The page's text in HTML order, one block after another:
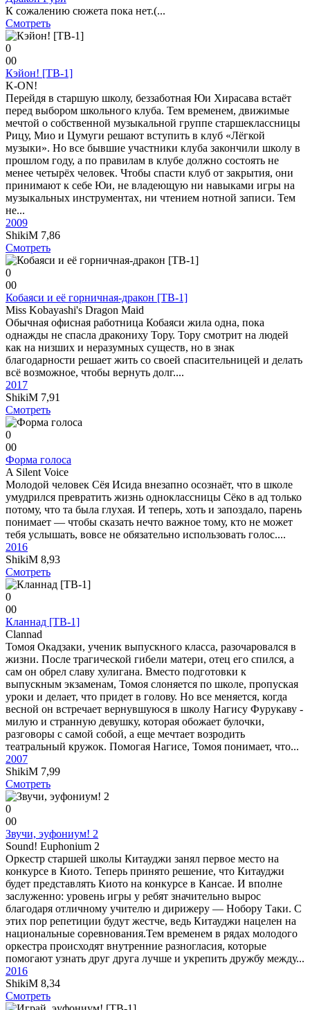
К сожалению сюжета пока нет.(...
Смотреть
0
00
Кэйон! [ТВ-1]
K-ON!
Перейдя в старшую школу, беззаботная Юи Хирасава встаёт
перед выбором школьного клуба. Тем временем, движимые
мечтой о собственной музыкальной группе старшеклассницы
Рицу, Мио и Цумуги решают вступить в клуб «Лёгкой
музыки». Но все бывшие участники клуба закончили школу в
прошлом году, а по правилам в клубе должно состоять не
менее четырёх человек. Чтобы спасти клуб от закрытия, они
принимают к себе Юи, не владеющую ни навыками игры на
музыкальных инструментах, ни чтением нотной записи. Тем
не...
2009
ShikiM 7,86
Смотреть
0
00
Кобаяси и её горничная-дракон [ТВ-1]
Miss Kobayashi's Dragon Maid
Обычная офисная работница Кобаяси жила одна, пока
однажды не спасла дракониху Тору. Тору смотрит на людей
как на низших и неразумных существ, но в знак
благодарности решает жить со своей спасительницей и делать
всё возможное, чтобы вернуть долг....
2017
ShikiM 7,91
Смотреть
0
00
Форма голоса
A Silent Voice
Молодой человек Сёя Исида внезапно осознаёт, что в школе
умудрился превратить жизнь одноклассницы Сёко в ад только
потому, что та была глухая. И теперь, хоть и запоздало, парень
понимает — чтобы сказать нечто важное тому, кто не может
тебя услышать, вовсе не обязательно использовать голос....
2016
ShikiM 8,93
Смотреть
0
00
Кланнад [ТВ-1]
Clannad
Томоя Окадзаки, ученик выпускного класса, разочаровался в
жизни. После трагической гибели матери, отец его спился, а
сам он обрел славу хулигана. Вместо подготовки к
выпускным экзаменам, Томоя слоняется по школе, пропуская
уроки и делает, что придет в голову. Но все меняется, когда
весной он встречает вернувшуюся в школу Нагису Фурукаву -
милую и странную девушку, которая обожает булочки,
разговоры с самой собой, а еще мечтает возродить
театральный кружок. Помогая Нагисе, Томоя понимает, что...
2007
ShikiM 7,99
Смотреть
0
00
Звучи, эуфониум! 2
Sound! Euphonium 2
Оркестр старшей школы Китауджи занял первое место на
конкурсе в Киото. Теперь принято решение, что Китауджи
будет представлять Киото на конкурсе в Кансае. И вполне
заслуженно: уровень игры у ребят значительно вырос
благодаря отличному учителю и дирижеру — Нобору Таки. С
этих пор репетиции будут жестче, ведь Китауджи нацелен на
национальные соревнования.Тем временем в рядах молодого
оркестра происходят внутренние разногласия, которые
помогают узнать друг друга лучше и укрепить дружбу между...
2016
ShikiM 8,34
Смотреть